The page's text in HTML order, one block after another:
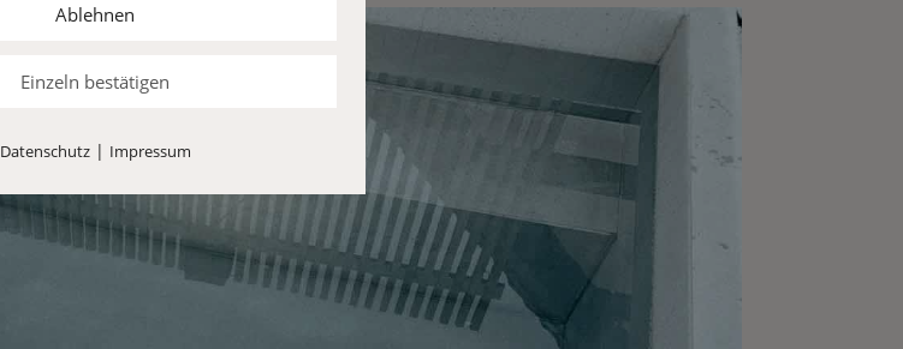
Ablehnen
Einzeln bestätigen
Datenschutz| Impressum